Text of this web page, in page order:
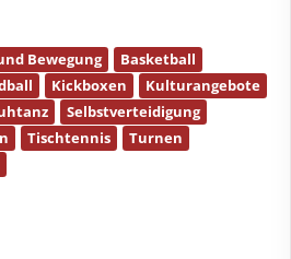
Bewegung
Basketball
Kickboxen
Kulturangebote
Selbstverteidigung
Tischtennis
Turnen